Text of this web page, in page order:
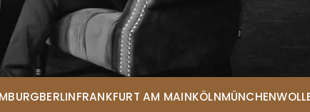
BERLINFRANKFURT AM MAINKÖLNMÜNCHEN